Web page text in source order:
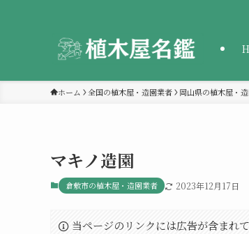
ホーム 全国の植木屋・造園業者 岡山県の植木屋・
マキノ造園
倉敷市の植木屋・造園業者 2023年12月17日
当ページのリンクには広告が含まれて